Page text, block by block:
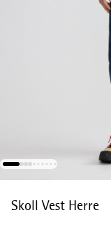
Skoll Vest Herre